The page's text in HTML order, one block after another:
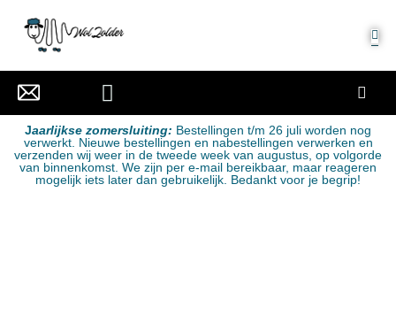
Jaarlijkse zomersluiting: Bestellingen t/m 26 juli worden nog
verwerkt. Nieuwe bestellingen en nabestellingen verwerken en
verzenden wij weer in de tweede week van augustus, op volgorde
van binnenkomst. We zijn per e-mail bereikbaar, maar reageren
mogelijk iets later dan gebruikelijk. Bedankt voor je begrip!